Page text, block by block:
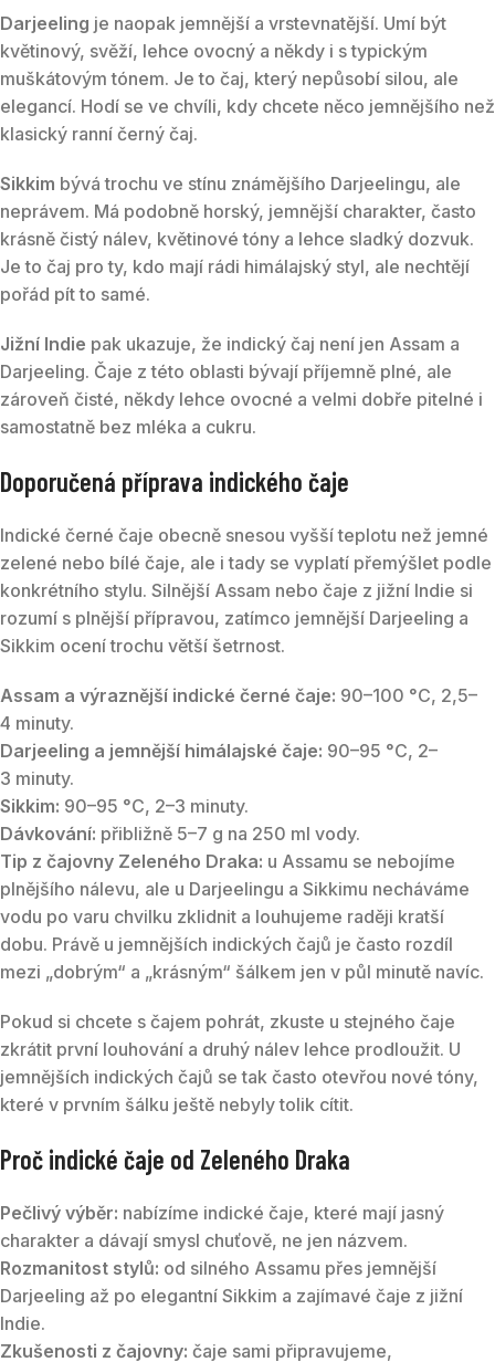
Darjeeling je naopak jemnější a vrstevnatější. Umí být
květinový, svěží, lehce ovocný a někdy i s typickým
muškátovým tónem. Je to čaj, který nepůsobí silou, ale
elegancí. Hodí se ve chvíli, kdy chcete něco jemnějšího než
klasický ranní černý čaj.
Sikkim bývá trochu ve stínu známějšího Darjeelingu, ale
neprávem. Má podobně horský, jemnější charakter, často
krásně čistý nálev, květinové tóny a lehce sladký dozvuk.
Je to čaj pro ty, kdo mají rádi himálajský styl, ale nechtějí
pořád pít to samé.
Jižní Indie pak ukazuje, že indický čaj není jen Assam a
Darjeeling. Čaje z této oblasti bývají příjemně plné, ale
zároveň čisté, někdy lehce ovocné a velmi dobře pitelné i
samostatně bez mléka a cukru.
Doporučená příprava indického čaje
Indické černé čaje obecně snesou vyšší teplotu než jemné
zelené nebo bílé čaje, ale i tady se vyplatí přemýšlet podle
konkrétního stylu. Silnější Assam nebo čaje z jižní Indie si
rozumí s plnější přípravou, zatímco jemnější Darjeeling a
Sikkim ocení trochu větší šetrnost.
Assam a výraznější indické černé čaje: 90–100 °C, 2,5–
4 minuty.
Darjeeling a jemnější himálajské čaje: 90–95 °C, 2–
3 minuty.
Sikkim: 90–95 °C, 2–3 minuty.
Dávkování: přibližně 5–7 g na 250 ml vody.
Tip z čajovny Zeleného Draka: u Assamu se nebojíme
plnějšího nálevu, ale u Darjeelingu a Sikkimu necháváme
vodu po varu chvilku zklidnit a louhujeme raději kratší
dobu. Právě u jemnějších indických čajů je často rozdíl
mezi „dobrým“ a „krásným“ šálkem jen v půl minutě navíc.
Pokud si chcete s čajem pohrát, zkuste u stejného čaje
zkrátit první louhování a druhý nálev lehce prodloužit. U
jemnějších indických čajů se tak často otevřou nové tóny,
které v prvním šálku ještě nebyly tolik cítit.
Proč indické čaje od Zeleného Draka
Pečlivý výběr: nabízíme indické čaje, které mají jasný
charakter a dávají smysl chuťově, ne jen názvem.
Rozmanitost stylů: od silného Assamu přes jemnější
Darjeeling až po elegantní Sikkim a zajímavé čaje z jižní
Indie.
Zkušenosti z čajovny: čaje sami připravujeme,